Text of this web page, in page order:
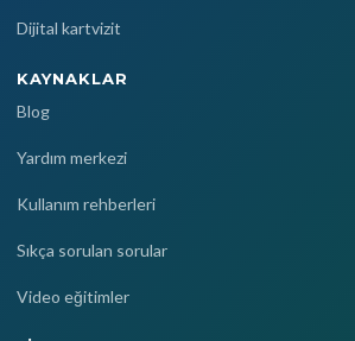
Dijital kartvizit
KAYNAKLAR
Blog
Yardım merkezi
Kullanım rehberleri
Sıkça sorulan sorular
Video eğitimler